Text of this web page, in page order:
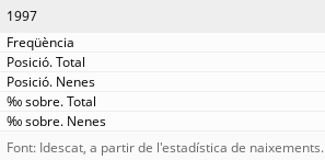
1997
Font: Idescat, a partir de l'estadística de naixements.